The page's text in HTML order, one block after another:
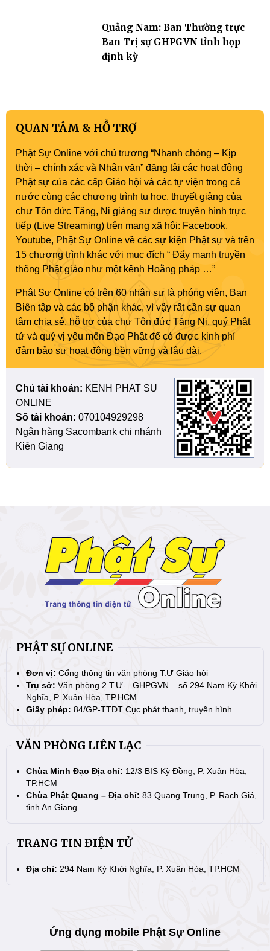
Quảng Nam: Ban Thường trực
Ban Trị sự GHPGVN tỉnh họp
định kỳ
QUAN TÂM & HỖ TRỢ
Phật Sự Online với chủ trương “Nhanh chóng – Kịp
thời – chính xác và Nhân văn” đăng tải các hoạt động
Phật sự của các cấp Giáo hội và các tự viện trong cả
nước cùng các chương trình tu học, thuyết giảng của
chư Tôn đức Tăng, Ni giảng sư được truyền hình trực
tiếp (Live Streaming) trên mạng xã hội: Facebook,
Youtube, Phật Sự Online về các sự kiện Phật sự và trên
15 chương trình khác với mục đích “ Đẩy mạnh truyền
thông Phật giáo như một kênh Hoằng pháp …”
Phật Sự Online có trên 60 nhân sự là phóng viên, Ban
Biên tập và các bộ phận khác, vì vậy rất cần sự quan
tâm chia sẻ, hỗ trợ của chư Tôn đức Tăng Ni, quý Phật
tử và quý vị yêu mến Đạo Phật để có được kinh phí
đảm bảo sự hoạt động bền vững và lâu dài.
Chủ tài khoản: KENH PHAT SU
ONLINE
Số tài khoản: 070104929298
Ngân hàng Sacombank chi nhánh
Kiên Giang
PHẬT SỰ ONLINE
Đơn vị: Cổng thông tin văn phòng T.Ư Giáo hội
Trụ sở: Văn phòng 2 T.Ư – GHPGVN – số 294 Nam Kỳ Khởi
Nghĩa, P. Xuân Hòa, TP.HCM
Giấy phép: 84/GP-TTĐT Cục phát thanh, truyền hình
VĂN PHÒNG LIÊN LẠC
Chùa Minh Đạo Địa chỉ: 12/3 BIS Kỳ Đồng, P. Xuân Hòa,
TP.HCM
Chùa Phật Quang – Địa chỉ: 83 Quang Trung, P. Rạch Giá,
tỉnh An Giang
TRANG TIN ĐIỆN TỬ
Địa chỉ: 294 Nam Kỳ Khởi Nghĩa, P. Xuân Hòa, TP.HCM
Ứng dụng mobile Phật Sự Online